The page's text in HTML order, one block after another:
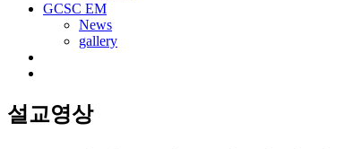
GCSC EM
News
gallery
설교영상